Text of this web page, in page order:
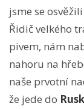
jsme se
Řidič velkého
pivem, nám
nahoru na
naše prvotní
že jede do